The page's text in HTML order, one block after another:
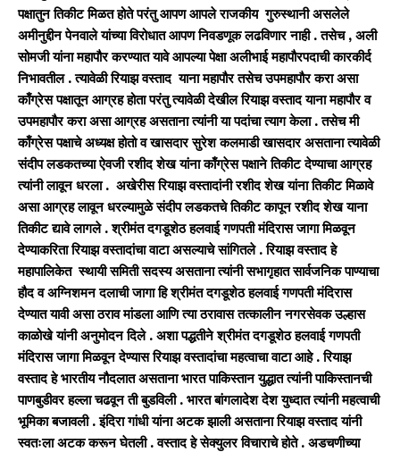
पक्षातुन तिकीट मिळत होते परंतु आपण आपले राजकीय गुरुस्थानी असलेले
अमीनुद्दीन पेनवाले यांच्या विरोधात आपण निवडणूक लढविणार नाही . तसेच , अली
सोमजी यांना महापौर करण्यात यावे आपल्या पेक्षा अलीभाई महापौरपदाची कारकीर्द
निभावतील . त्यावेळी रियाझ वस्ताद याना महापौर तसेच उपमहापौर करा असा
काँग्रेस पक्षातून आग्रह होता परंतु त्यावेळी देखील रियाझ वस्ताद याना महापौर व
उपमहापौर करा असा आग्रह असताना त्यांनी या पदांचा त्याग केला . तसेच मी
काँग्रेस पक्षाचे अध्यक्ष होतो व खासदार सुरेश कलमाडी खासदार असताना त्यावेळी
संदीप लडकतच्या ऐवजी रशीद शेख यांना काँग्रेस पक्षाने तिकीट देण्याचा आग्रह
त्यांनी लावून धरला . अखेरीस रियाझ वस्तादांनी रशीद शेख यांना तिकीट मिळावे
असा आग्रह लावून धरल्यामुळे संदीप लडकतचे तिकीट कापून रशीद शेख याना
तिकीट द्यावे लागले . श्रीमंत दगडूशेठ हलवाई गणपती मंदिरास जागा मिळवून
देण्याकरिता रियाझ वस्तादांचा वाटा असल्याचे सांगितले . रियाझ वस्ताद हे
महापालिकेत स्थायी समिती सदस्य असताना त्यांनी सभागृहात सार्वजनिक पाण्याचा
हौद व अग्निशमन दलाची जागा हि श्रीमंत दगडूशेठ हलवाई गणपती मंदिरास
देण्यात यावी असा ठराव मांडला आणि त्या ठरावास तत्कालीन नगरसेवक उल्हास
काळोखे यांनी अनुमोदन दिले . अशा पद्धतीने श्रीमंत दगडूशेठ हलवाई गणपती
मंदिरास जागा मिळवून देण्यास रियाझ वस्तादांचा महत्वाचा वाटा आहे . रियाझ
वस्ताद हे भारतीय नौदलात असताना भारत पाकिस्तान युद्धात त्यांनी पाकिस्तानची
पाणबुडीवर हल्ला चढवून ती बुडविली . भारत बांगलादेश देश युध्दात त्यांनी महत्वाची
भूमिका बजावली . इंदिरा गांधी यांना अटक झाली असताना रियाझ वस्ताद यांनी
स्वतःला अटक करून घेतली . वस्ताद हे सेक्युलर विचाराचे होते . अडचणीच्या